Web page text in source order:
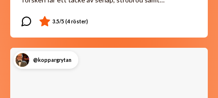
@koppargrytan